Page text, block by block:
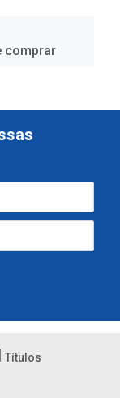
comprar
Títulos